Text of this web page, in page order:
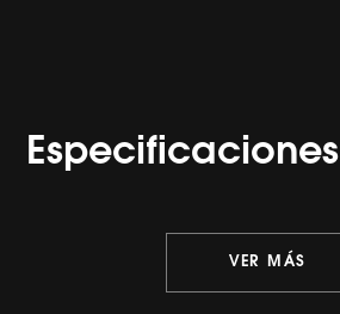
Especificaciones
VER MÁS